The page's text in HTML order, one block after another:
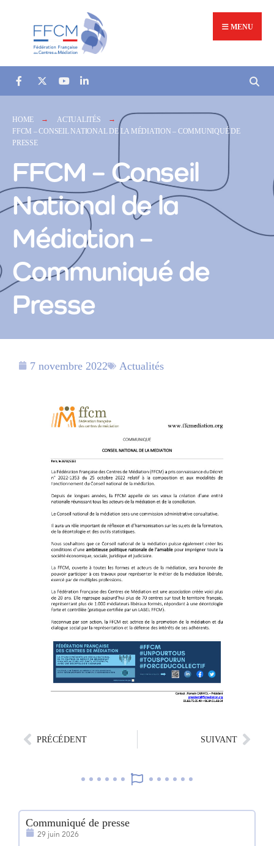
MENU
HOME
ACTUALITÉS
FFCM – CONSEIL NATIONAL DE LA MÉDIATION – COMMUNIQUÉ DE
PRESSE
FFCM – Conseil
National de la
Médiation –
Communiqué de
Presse
7 novembre 2022 Actualités
PRÉCÉDENT SUIVANT
Communiqué de presse
29 juin 2026